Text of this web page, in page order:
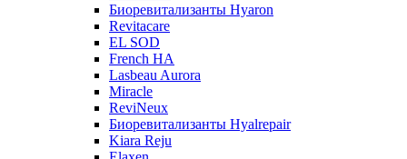
Биоревитализанты Hyaron
Revitacare
EL SOD
French HA
Lasbeau Aurora
Miracle
ReviNeux
Биоревитализанты Hyalrepair
Kiara Reju